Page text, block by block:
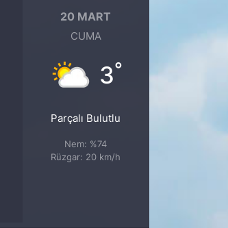
20 MART
CUMA
3°
Parçalı Bulutlu
Nem: %74
Rüzgar: 20 km/h